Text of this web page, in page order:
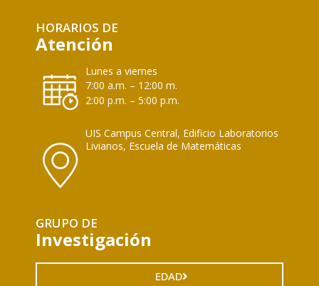
HORARIOS DE
Atención
Lunes a viernes
7:00 a.m. – 12:00 m.
2:00 p.m. – 5:00 p.m.
UIS Campus Central, Edificio Laboratorios
Livianos, Escuela de Matemáticas
GRUPO DE
Investigación
EDAD